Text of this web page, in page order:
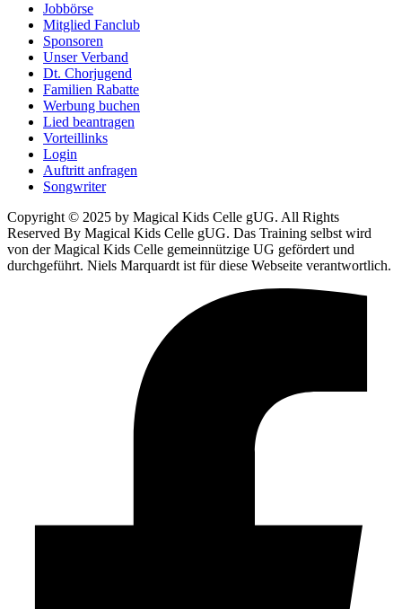
Jobbörse
Mitglied Fanclub
Sponsoren
Unser Verband
Dt. Chorjugend
Familien Rabatte
Werbung buchen
Lied beantragen
Vorteillinks
Login
Auftritt anfragen
Songwriter
Copyright © 2025 by Magical Kids Celle gUG. All Rights
Reserved By Magical Kids Celle gUG. Das Training selbst wird
von der Magical Kids Celle gemeinnützige UG gefördert und
durchgeführt. Niels Marquardt ist für diese Webseite verantwortlich.